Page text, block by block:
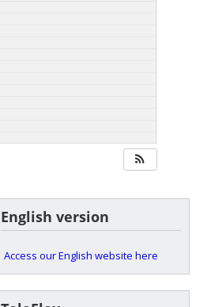
English version
Access our English website here